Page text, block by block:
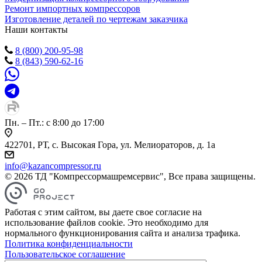
Ремонт импортных компрессоров
Изготовление деталей по чертежам заказчика
Наши контакты
8 (800) 200-95-98
8 (843) 590-62-16
Пн. – Пт.: с 8:00 до 17:00
422701, РТ, с. Высокая Гора, ул. Мелиораторов, д. 1а
info@kazancompressor.ru
© 2026 ТД "Компрессормашремсервис", Все права защищены.
Работая с этим сайтом, вы даете свое согласие на
использование файлов cookie. Это необходимо для
нормального функционирования сайта и анализа трафика.
Политика конфиденциальности
Пользовательское соглашение